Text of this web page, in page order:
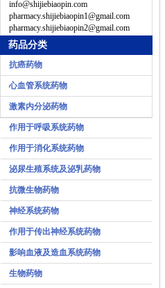
info@shijiebiaopin.com
pharmacy.shijiebiaopin1@gmail.com
pharmacy.shijiebiaopin2@gmail.com
药品分类
抗癌药物
心血管系统药物
激素内分泌药物
作用于呼吸系统药物
作用于消化系统药物
泌尿生殖系统及泌乳药物
抗微生物药物
神经系统药物
作用于传出神经系统药物
影响血液及造血系统药物
生物药物